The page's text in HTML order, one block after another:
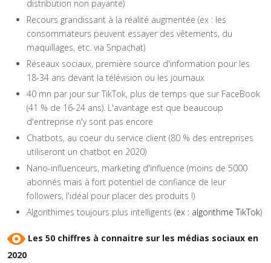
distribution non payante)
Recours grandissant à la réalité augmentée (ex : les
consommateurs peuvent essayer des vêtements, du
maquillages, etc. via Snpachat)
Réseaux sociaux, première source d'information pour les
18-34 ans devant la télévision ou les journaux
40 mn par jour sur TikTok, plus de temps que sur FaceBook
(41 % de 16-24 ans). L'avantage est que beaucoup
d'entreprise n'y sont pas encore
Chatbots, au coeur du service client (80 % des entreprises
utiliseront un chatbot en 2020)
Nano-influenceurs, marketing d'influence (moins de 5000
abonnés mais à fort potentiel de confiance de leur
followers, l'idéal pour placer des produits !)
Algorithimes toujours plus intelligents (ex : algorithme TikTok)
Les 50 chiffres à connaitre sur les médias sociaux en
2020